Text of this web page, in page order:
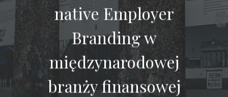
native Employer
Branding w
międzynarodowej
branży finansowej